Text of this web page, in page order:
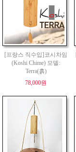
[프랑스 직수입]코시차임
(Koshi Chime) 모델:
Terra(흙)
78,000원